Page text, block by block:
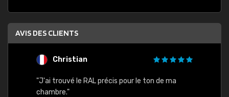
AVIS DES CLIENTS
Christian
"J'ai trouvé le RAL précis pour le ton de ma
chambre."